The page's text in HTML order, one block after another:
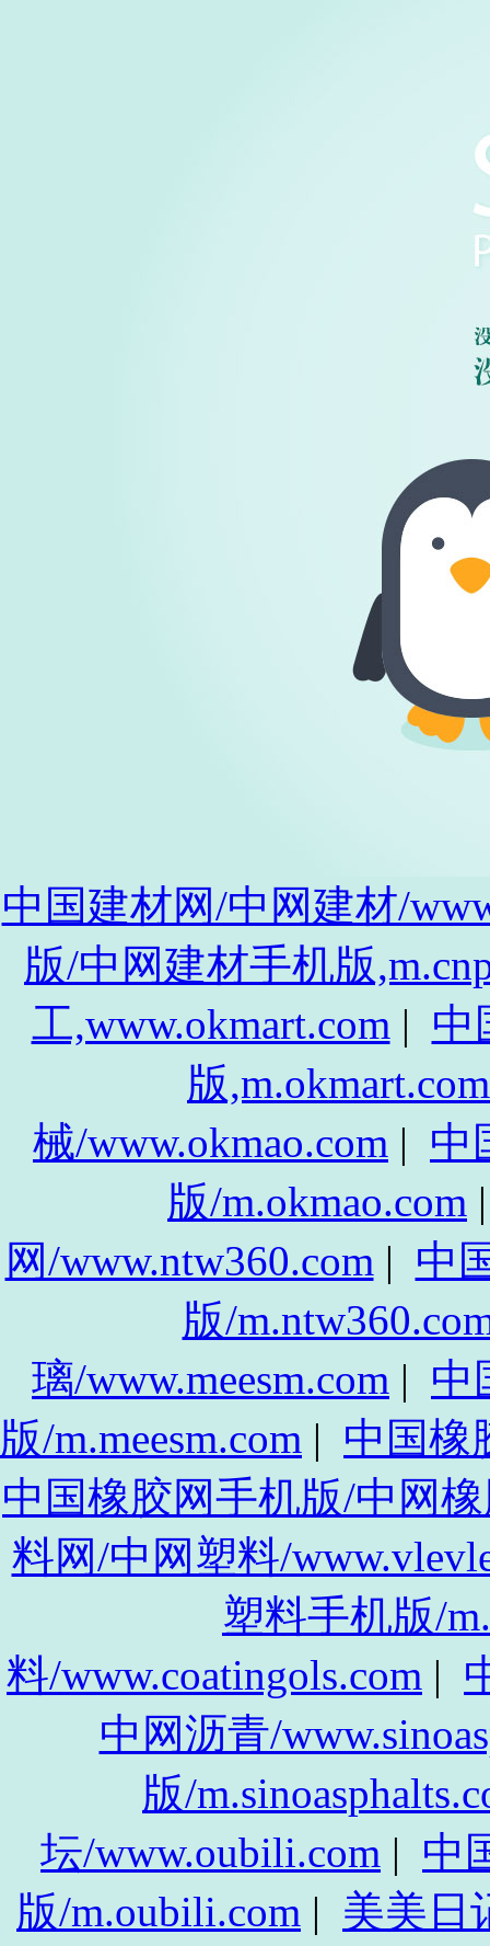
中国建材网/中网建材/
版/中网建材手机版
工,www.okmart.com | 中
版,m.okmart.com
械/www.okmao.com | 中
版/m.okmao.com
网/www.ntw360.com | 中
版/
璃/www.meesm.com | 中
版/m.meesm.com | 中国橡
中国橡胶网手机版/中网
料网/中网塑料/
塑料手机版/
料/www.coatingols.com |
中网沥青/
版/
坛/www.oubili.com | 中
版/m.oubili.com | 美美日